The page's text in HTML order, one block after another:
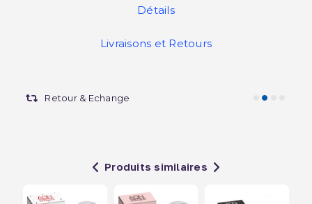
Détails
Livraisons et Retours
Retour & Echange
Produits similaires